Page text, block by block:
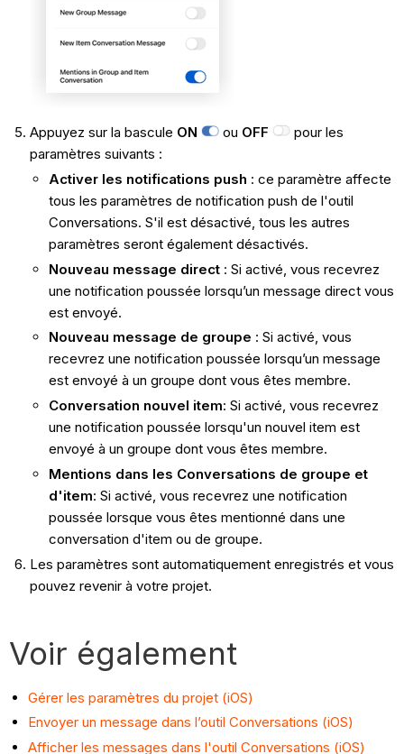
Appuyez sur la bascule ON ou OFF
pour les
paramètres suivants :
Activer les notifications push : ce paramètre affecte
tous les paramètres de notification push de l'outil
Conversations. S'il est désactivé, tous les autres
paramètres seront également désactivés.
Nouveau message direct: Si activé, vous recevrez
une notification poussée lorsqu’un message direct vous
est envoyé.
Nouveau message de groupe : Si activé, vous
recevrez une notification poussée lorsqu’un message
est envoyé à un groupe dont vous êtes membre.
Conversation nouvel item: Si activé, vous recevrez
une notification poussée lorsqu'un nouvel item est
envoyé à un groupe dont vous êtes membre.
Mentions dans les Conversations de groupe et
d'item: Si activé, vous recevrez une notification
poussée lorsque vous êtes mentionné dans une
conversation d'item ou de groupe.
Les paramètres sont automatiquement enregistrés et vous
pouvez revenir à votre projet.
Voir également
Gérer les paramètres du projet (iOS)
Envoyer un message dans l’outil Conversations (iOS)
Afficher les messages dans l'outil Conversations (iOS)